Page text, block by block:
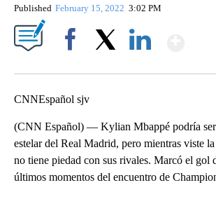
Published February 15, 2022 3:02 PM
CNNEspañol sjv
(CNN Español) — Kylian Mbappé podría
estelar del Real Madrid, pero mientras viste
no tiene piedad con sus rivales. Marcó el gol
últimos momentos del encuentro de